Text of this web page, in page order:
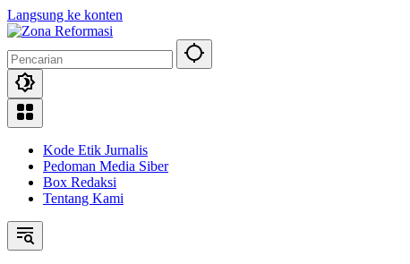
Langsung ke konten
Kode Etik Jurnalis
Pedoman Media Siber
Box Redaksi
Tentang Kami